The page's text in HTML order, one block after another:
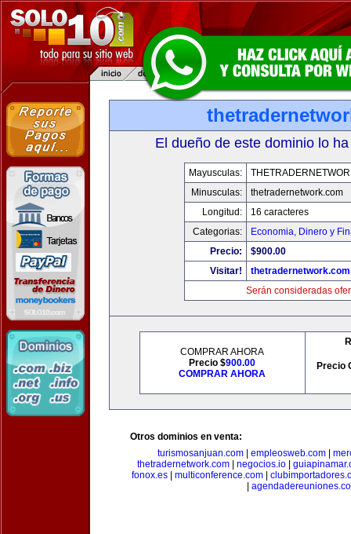
El dueño de este dominio lo
Mayusculas:
Minusculas:
thetradernetwork.com
Longitud:
16 caracteres
Categorias:
Economia, Dinero y
Precio:
$900.00
Visitar!
thetradernetwork.com
Serán consideradas
COMPRAR AHORA
Precio $900.00
COMPRAR AHORA
Precio
Otros dominios en venta:
turismosanjuan.com| empleosweb.com|
thetradernetwork.com
negocios.io
fonox.es| multiconference.com|